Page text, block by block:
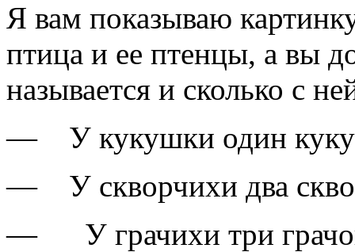
Я вам показываю
птица и ее птенцы, а вы
называется и сколько с
— У кукушки один
— У скворчихи два
— У грачихи три